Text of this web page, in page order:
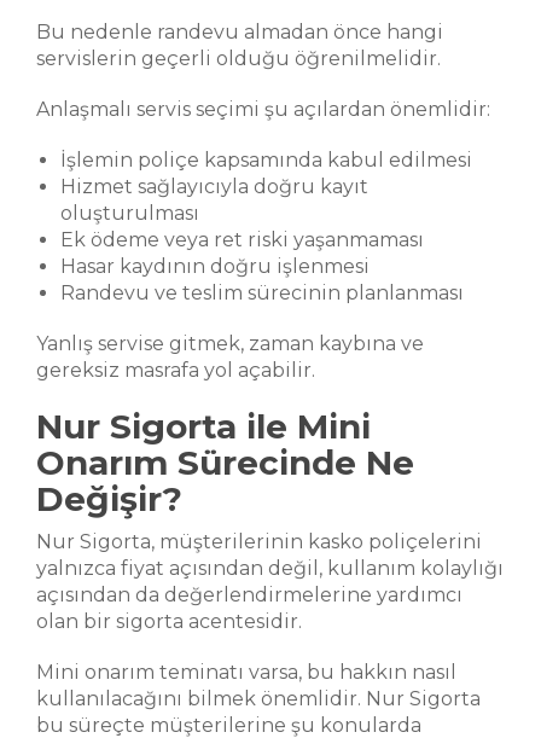
Bu nedenle randevu almadan önce hangi
servislerin geçerli olduğu öğrenilmelidir.
Anlaşmalı servis seçimi şu açılardan önemlidir:
İşlemin poliçe kapsamında kabul edilmesi
Hizmet sağlayıcıyla doğru kayıt
oluşturulması
Ek ödeme veya ret riski yaşanmaması
Hasar kaydının doğru işlenmesi
Randevu ve teslim sürecinin planlanması
Yanlış servise gitmek, zaman kaybına ve
gereksiz masrafa yol açabilir.
Nur Sigorta ile Mini
Onarım Sürecinde Ne
Değişir?
Nur Sigorta, müşterilerinin kasko poliçelerini
yalnızca fiyat açısından değil, kullanım kolaylığı
açısından da değerlendirmelerine yardımcı
olan bir sigorta acentesidir.
Mini onarım teminatı varsa, bu hakkın nasıl
kullanılacağını bilmek önemlidir. Nur Sigorta
bu süreçte müşterilerine şu konularda